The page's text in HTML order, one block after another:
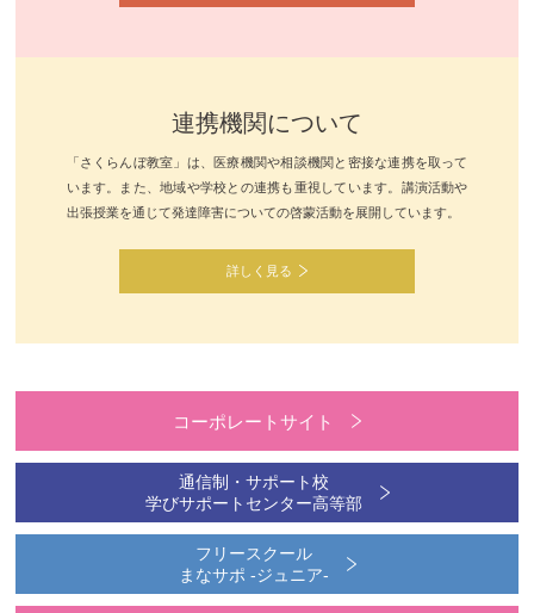
連携機関について
「さくらんぼ教室」は、医療機関や相談機関と密接な連携を取って
います。また、地域や学校との連携も重視しています。講演活動や
出張授業を通じて発達障害についての啓蒙活動を展開しています。
詳しく見る
コーポレートサイト
通信制・サポート校
学びサポートセンター高等部
フリースクール
まなサポ -ジュニア-